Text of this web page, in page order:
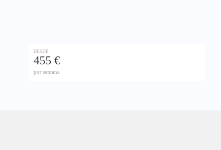
DESDE
455 €
por semana